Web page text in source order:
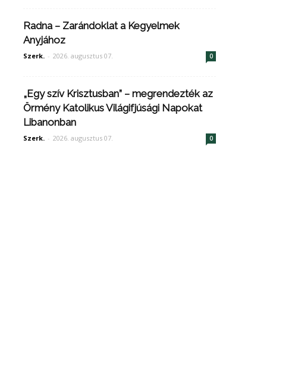
Radna – Zarándoklat a Kegyelmek
Anyjához
Szerk. - 2026. augusztus 07. 0
„Egy szív Krisztusban” – megrendezték az
Örmény Katolikus Világifjúsági Napokat
Libanonban
Szerk. - 2026. augusztus 07. 0